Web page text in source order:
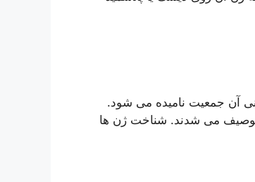
آن جمعیت نامیده می شود.
می شدند. شناخت ژن ها